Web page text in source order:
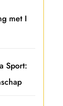
met I
Sport: